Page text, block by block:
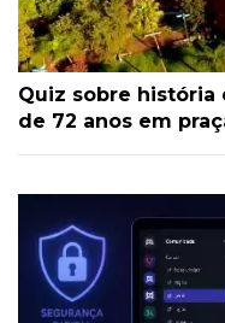
Quiz sobre história
de 72 anos em